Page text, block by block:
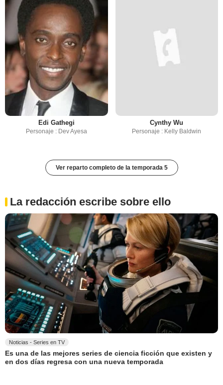
Edi Gathegi
Personaje : Dev Ayesa
Cynthy Wu
Personaje : Kelly Baldwin
Ver reparto completo de la temporada 5
La redacción escribe sobre ello
Noticias - Series en TV
Es una de las mejores series de ciencia ficción que existen y
en dos días regresa con una nueva temporada